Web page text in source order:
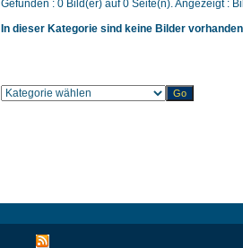
Gefunden : 0 Bild(er) auf 0 Seite(n). Angezeigt :
In dieser Kategorie sind keine Bilder